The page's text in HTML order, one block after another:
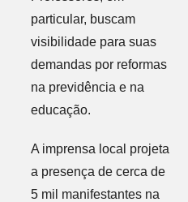
particular, buscam
visibilidade para suas
demandas por reformas
na previdência e na
educação.
A imprensa local projeta
a presença de cerca de
5 mil manifestantes na